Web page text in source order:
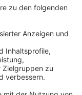
eines
kann